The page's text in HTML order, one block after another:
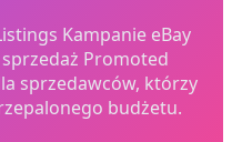
Kampanie eBay
Promoted
sprzedawców, którzy
budżetu.